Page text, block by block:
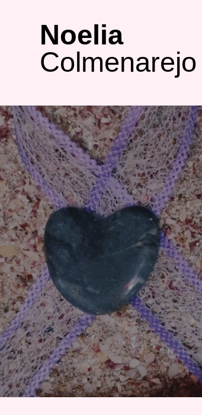
contenidoNoelia
Colmenarejo